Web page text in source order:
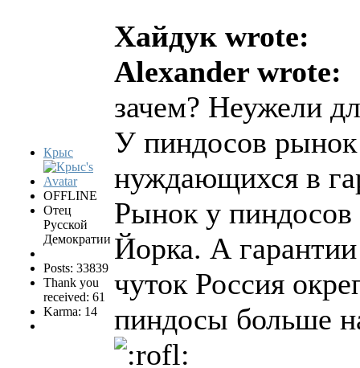
Крыс
OFFLINE
Отец
Русской
Демократии
Posts: 33839
Thank you
received: 61
Karma: 14
Хайдук wrote:
Alexander wrote:
зачем? Неужели
У пиндосов
нуждающихся в
Рынок у пиндосов
Йорка. А
чуток Россия
пиндосы больше